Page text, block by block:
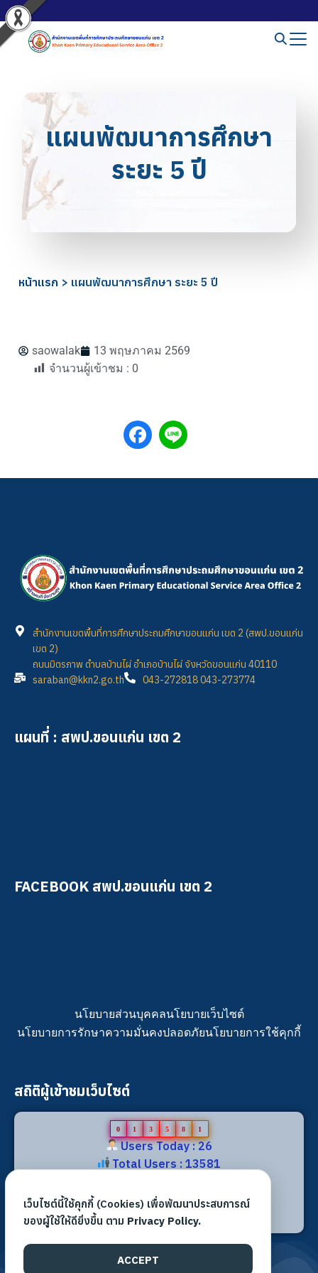
แผนพัฒนาการศึกษา
ระยะ 5 ปี
หน้าแรก > แผนพัฒนาการศึกษา ระยะ 5 ปี
saowalak
13 พฤษภาคม 2569
จำนวนผู้เข้าชม : 0
สำนักงานเขตพื้นที่การศึกษาประถมศึกษาขอนแก่น เขต 2 (สพป.ขอนแก่น
เขต 2)
ถนนมิตรภาพ ตำบลบ้านไผ่ อำเภอบ้านไผ่ จังหวัดขอนแก่น 40110
saraban@kkn2.go.th
043-272818 043-273774
แผนที่ : สพป.ขอนแก่น เขต 2
FACEBOOK สพป.ขอนแก่น เขต 2
นโยบายส่วนบุคคลนโยบายเว็บไซต์
นโยบายการรักษาความมั่นคงปลอดภัยนโยบายการใช้คุกกี้
สถิติผู้เข้าชมเว็บไซต์
0 1 3 5 8 1
Users Today : 26
Total Users : 13581
Total views : 31542
Who's Online : 4
เว็บไซต์นี้ใช้คุกกี้ (Cookies) เพื่อพัฒนาประสบการณ์
ของผู้ใช้ให้ดียิ่งขึ้น ตาม Privacy Policy.
ACCEPT